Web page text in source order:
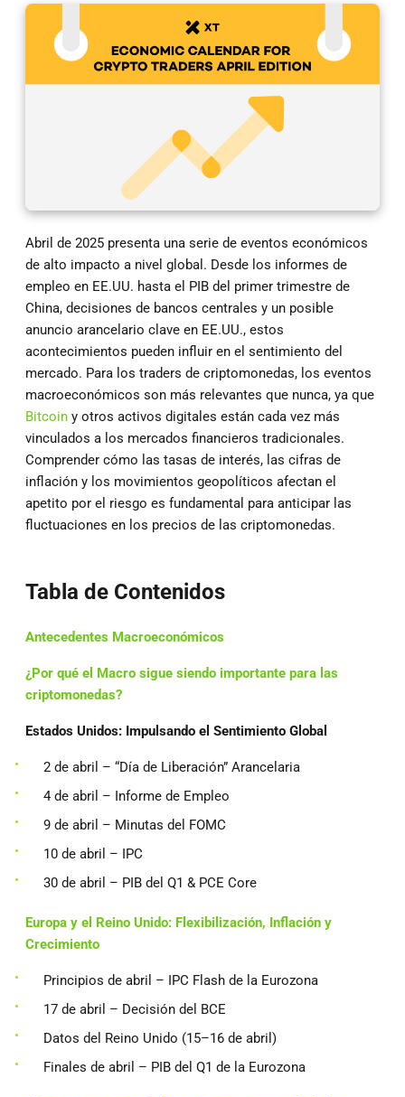
Abril de 2025 presenta una serie de eventos económicos
de alto impacto a nivel global. Desde los informes de
empleo en EE.UU. hasta el PIB del primer trimestre de
China, decisiones de bancos centrales y un posible
anuncio arancelario clave en EE.UU., estos
acontecimientos pueden influir en el sentimiento del
mercado. Para los traders de criptomonedas, los eventos
macroeconómicos son más relevantes que nunca, ya que
Bitcoin y otros activos digitales están cada vez más
vinculados a los mercados financieros tradicionales.
Comprender cómo las tasas de interés, las cifras de
inflación y los movimientos geopolíticos afectan el
apetito por el riesgo es fundamental para anticipar las
fluctuaciones en los precios de las criptomonedas.
Tabla de Contenidos
Antecedentes Macroeconómicos
¿Por qué el Macro sigue siendo importante para las
criptomonedas?
Estados Unidos: Impulsando el Sentimiento Global
2 de abril – “Día de Liberación” Arancelaria
4 de abril – Informe de Empleo
9 de abril – Minutas del FOMC
10 de abril – IPC
30 de abril – PIB del Q1 & PCE Core
Europa y el Reino Unido: Flexibilización, Inflación y
Crecimiento
Principios de abril – IPC Flash de la Eurozona
17 de abril – Decisión del BCE
Datos del Reino Unido (15–16 de abril)
Finales de abril – PIB del Q1 de la Eurozona